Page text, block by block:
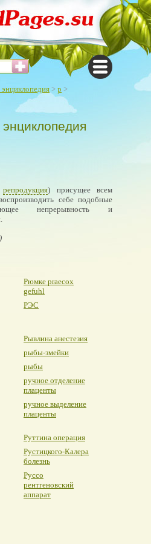
> р >
репродукция) присущее всем
себе подобные
непрерывность и
Рюмке praecox
gefuhl
РЭС
Рывлина анестезия
рыбы-змейки
рыбы
ручное отделение
плаценты
ручное выделение
плаценты
Руттина операция
Рустицкого-Калера
болезнь
Руссо
рентгеновский
аппарат